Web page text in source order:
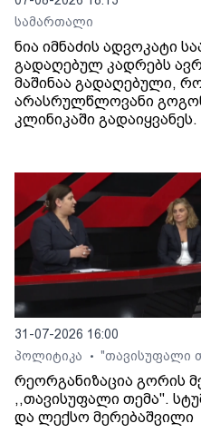
სამართალი
ნია იმნაძის ადვოკატი
გადაღებულ კადრებს
მაშინაა გადაღებული,
არასრულწლოვანი
კლინიკაში გადაიყვანეს.
31-07-2026 16:00
პოლიტიკა
• "თავისუფალი
რეორგანიზაცია გორის
,,თავისუფალი თემა".
და ლექსო მერებაშვილი